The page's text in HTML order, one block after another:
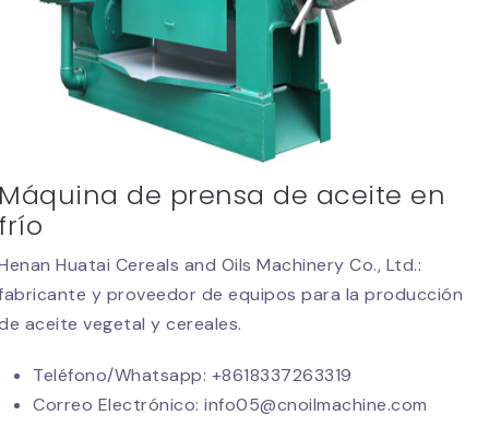
de prensa de aceite en
Huatai Cereals and Oils Machinery Co., Ltd.:
y proveedor de equipos para la producción
aceite vegetal y cereales.
Teléfono/Whatsapp: +8618337263319
Correo Electrónico: info05@cnoilmachine.com